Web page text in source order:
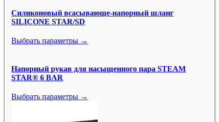
Силиконовый всасывающе-напорный шланг
SILICONE STAR/SD
Выбрать параметры →
Напорный рукав для насыщенного пара STEAM
STAR® 6 BAR
Выбрать параметры →